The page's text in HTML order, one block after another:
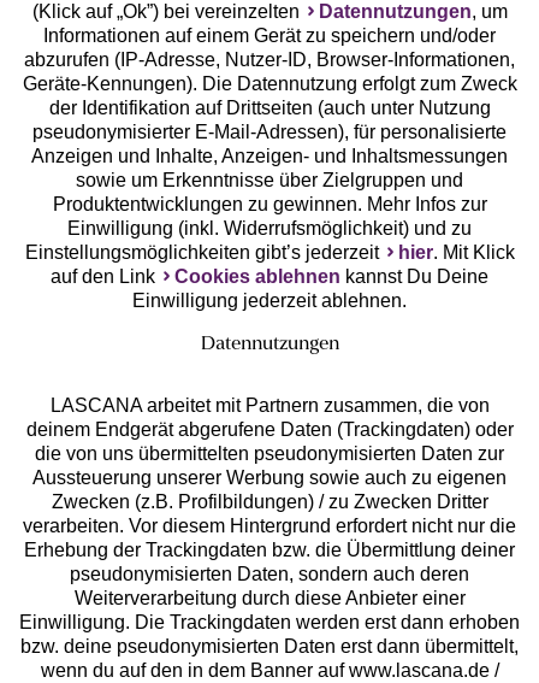
Geprüfte Sicherheit
Unsere Apps
Services
Beratung
Über uns
Rechtliches
(Klick auf „Ok”) bei vereinzelten
Datennutzungen, um
Informationen auf einem Gerät zu speichern und/oder
abzurufen (IP-Adresse, Nutzer-ID, Browser-Informationen,
Geräte-Kennungen). Die Datennutzung erfolgt zum Zweck
der Identifikation auf Drittseiten (auch unter Nutzung
pseudonymisierter E-Mail-Adressen), für personalisierte
Anzeigen und Inhalte, Anzeigen- und Inhaltsmessungen
sowie um Erkenntnisse über Zielgruppen und
Produktentwicklungen zu gewinnen. Mehr Infos zur
Einwilligung (inkl. Widerrufsmöglichkeit) und zu
Einstellungsmöglichkeiten gibt’s jederzeit
hier. Mit Klick
auf den Link
Cookies ablehnen kannst Du Deine
Einwilligung jederzeit ablehnen.
Datennutzungen
LASCANA arbeitet mit Partnern zusammen, die von
deinem Endgerät abgerufene Daten (Trackingdaten) oder
die von uns übermittelten pseudonymisierten Daten zur
Aussteuerung unserer Werbung sowie auch zu eigenen
Zwecken (z.B. Profilbildungen) / zu Zwecken Dritter
verarbeiten. Vor diesem Hintergrund erfordert nicht nur die
Erhebung der Trackingdaten bzw. die Übermittlung deiner
pseudonymisierten Daten, sondern auch deren
Weiterverarbeitung durch diese Anbieter einer
Einwilligung. Die Trackingdaten werden erst dann erhoben
bzw. deine pseudonymisierten Daten erst dann übermittelt,
wenn du auf den in dem Banner auf www.lascana.de /